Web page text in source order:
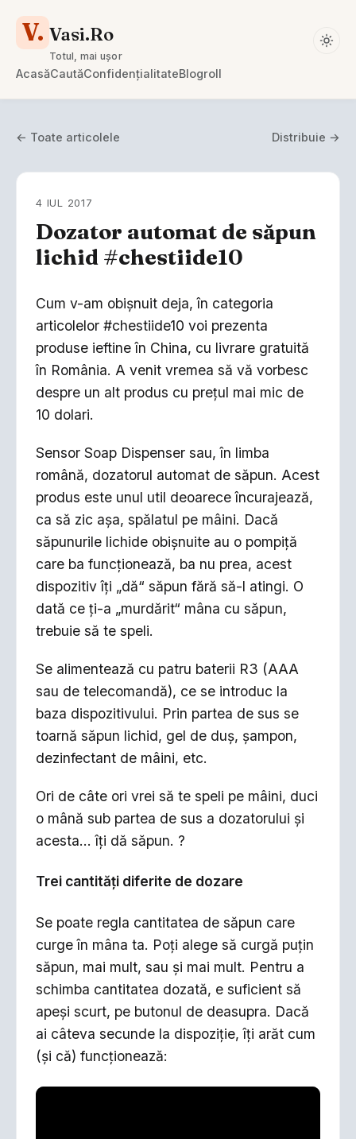
V. Vasi.Ro
Totul, mai ușor
AcasăCautăConfidențialitateBlogroll
← Toate articolele Distribuie →
4 IUL 2017
Dozator automat de săpun
lichid #chestiide10
Cum v-am obișnuit deja, în categoria
articolelor #chestiide10 voi prezenta
produse ieftine în China, cu livrare gratuită
în România. A venit vremea să vă vorbesc
despre un alt produs cu prețul mai mic de
10 dolari.
Sensor Soap Dispenser sau, în limba
română, dozatorul automat de săpun. Acest
produs este unul util deoarece încurajează,
ca să zic așa, spălatul pe mâini. Dacă
săpunurile lichide obișnuite au o pompiță
care ba funcționează, ba nu prea, acest
dispozitiv îți „dă“ săpun fără să-l atingi. O
dată ce ți-a „murdărit“ mâna cu săpun,
trebuie să te speli.
Se alimentează cu patru baterii R3 (AAA
sau de telecomandă), ce se introduc la
baza dispozitivului. Prin partea de sus se
toarnă săpun lichid, gel de duș, șampon,
dezinfectant de mâini, etc.
Ori de câte ori vrei să te speli pe mâini, duci
o mână sub partea de sus a dozatorului și
acesta... îți dă săpun. ?
Trei cantități diferite de dozare
Se poate regla cantitatea de săpun care
curge în mâna ta. Poți alege să curgă puțin
săpun, mai mult, sau și mai mult. Pentru a
schimba cantitatea dozată, e suficient să
apeși scurt, pe butonul de deasupra. Dacă
ai câteva secunde la dispoziție, îți arăt cum
(și că) funcționează: